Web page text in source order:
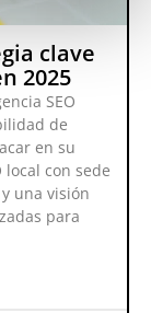
clave
2025
SEO
de
en su
local con sede
una visión
para